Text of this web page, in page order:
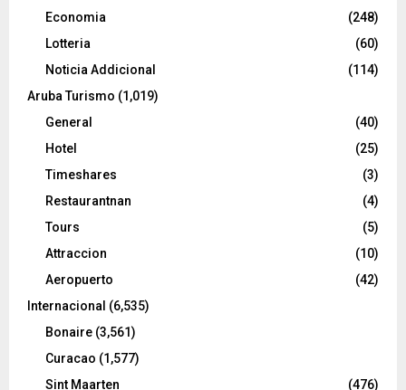
Economia
(248)
Lotteria
(60)
Noticia Addicional
(114)
Aruba Turismo (1,019)
General
(40)
Hotel
(25)
Timeshares
(3)
Restaurantnan
(4)
Tours
(5)
Attraccion
(10)
Aeropuerto
(42)
Internacional (6,535)
Bonaire (3,561)
Curacao (1,577)
Sint Maarten
(476)